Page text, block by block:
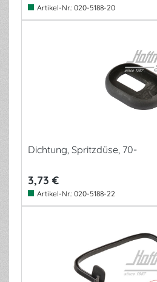
Artikel-Nr.: 020-5188-20
Dichtung, Spritzdüse, 70-
3,73 €
Artikel-Nr.: 020-5188-22